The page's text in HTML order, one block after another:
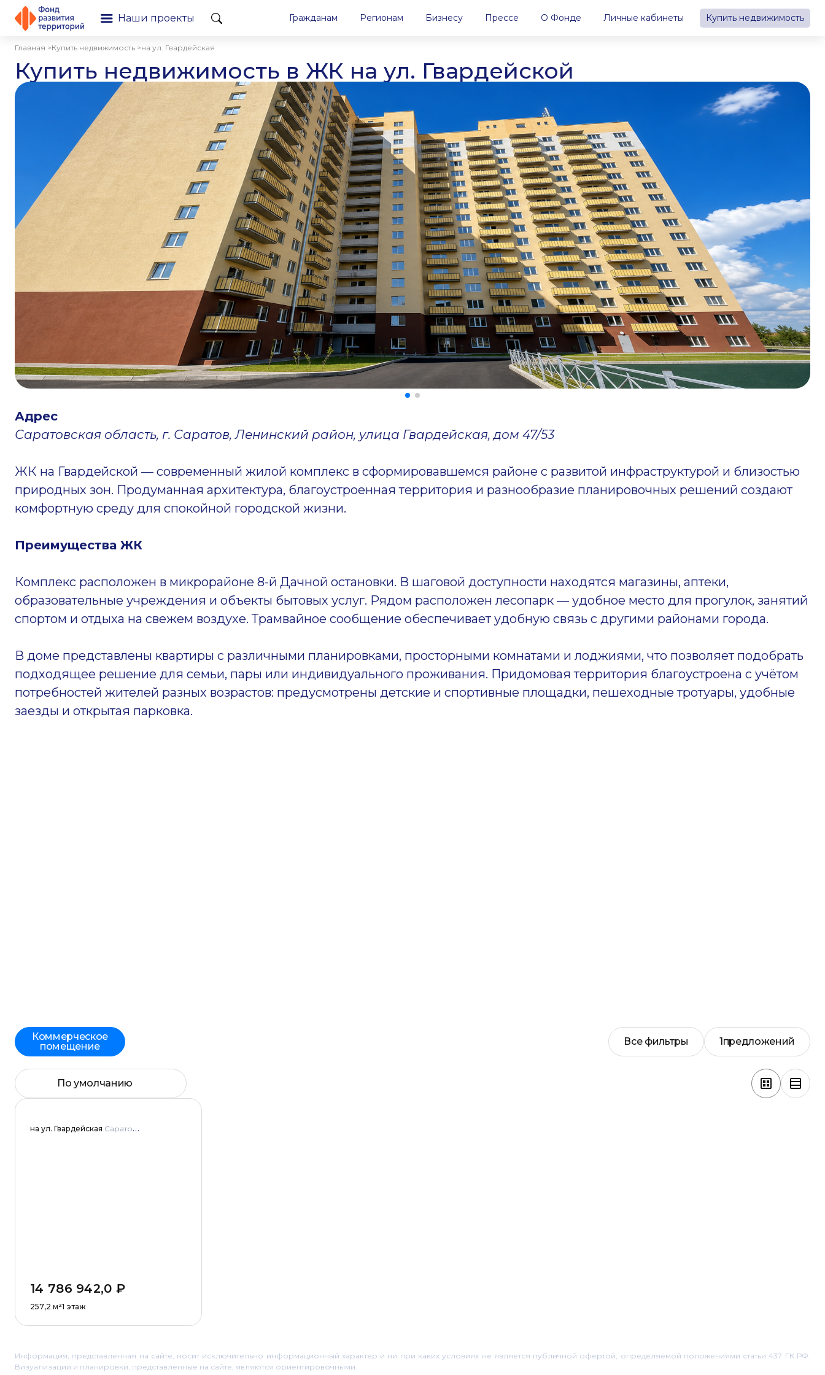
Наши проекты Гражданам Регионам Бизнесу Прессе О Фонде Личные кабинеты Купить недвижимость
Главная >Купить недвижимость >на ул. Гвардейская
Купить недвижимость в ЖК на ул. Гвардейской
Адрес
Саратовская область, г. Саратов, Ленинский район, улица Гвардейская, дом 47/53
ЖК на Гвардейской — современный жилой комплекс в сформировавшемся районе с развитой инфраструктурой и близостью
природных зон. Продуманная архитектура, благоустроенная территория и разнообразие планировочных решений создают
комфортную среду для спокойной городской жизни.
Преимущества ЖК
Комплекс расположен в микрорайоне 8-й Дачной остановки. В шаговой доступности находятся магазины, аптеки,
образовательные учреждения и объекты бытовых услуг. Рядом расположен лесопарк — удобное место для прогулок, занятий
спортом и отдыха на свежем воздухе. Трамвайное сообщение обеспечивает удобную связь с другими районами города.
В доме представлены квартиры с различными планировками, просторными комнатами и лоджиями, что позволяет подобрать
подходящее решение для семьи, пары или индивидуального проживания. Придомовая территория благоустроена с учётом
потребностей жителей разных возрастов: предусмотрены детские и спортивные площадки, пешеходные тротуары, удобные
заезды и открытая парковка.
Коммерческое
помещение
Все фильтры 1предложений
По умолчанию
на ул. Гвардейская Саратовская область, г. Саратов, Ленинский район, улица Гвардейская, дом 47/53
14 786 942,0 ₽
257,2 м²1 этаж
Информация, представленная на сайте, носит исключительно информационный характер и ни при каких условиях не является публичной офертой, определяемой положениями статьи 437 ГК РФ.
Визуализации и планировки, представленные на сайте, являются ориентировочными.